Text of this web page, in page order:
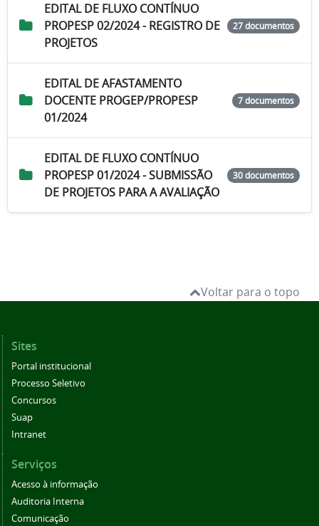
EDITAL DE FLUXO CONTÍNUO
PROPESP 02/2024 - REGISTRO DE
PROJETOS
27 documentos
EDITAL DE AFASTAMENTO
DOCENTE PROGEP/PROPESP
01/2024
7 documentos
EDITAL DE FLUXO CONTÍNUO
PROPESP 01/2024 - SUBMISSÃO
DE PROJETOS PARA A AVALIAÇÃO
30 documentos
Voltar para o topo
Sites
Portal institucional
Processo Seletivo
Concursos
Suap
Intranet
Serviços
Acesso à informação
Auditoria Interna
Comunicação